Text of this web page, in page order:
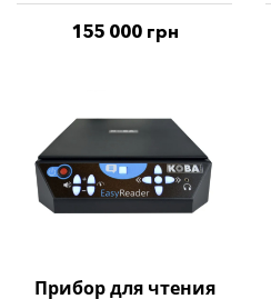
155 000 грн
Прибор для чтения